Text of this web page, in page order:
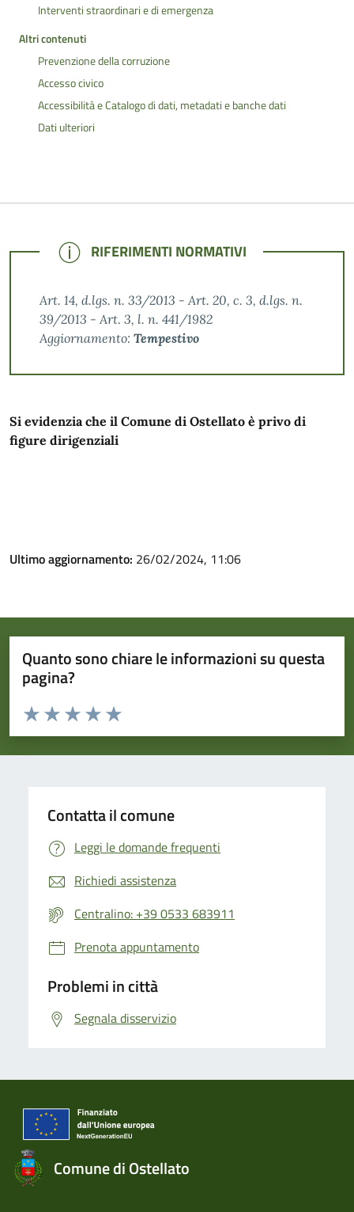
Interventi straordinari e di emergenza
Altri contenuti
Prevenzione della corruzione
Accesso civico
Accessibilità e Catalogo di dati, metadati e banche dati
Dati ulteriori
NOTE
RIFERIMENTI NORMATIVI
Art. 14, d.lgs. n. 33/2013 - Art. 20, c. 3, d.lgs. n.
39/2013 - Art. 3, l. n. 441/1982
Aggiornamento: Tempestivo
Si evidenzia che il Comune di Ostellato è privo di
figure dirigenziali
Ultimo aggiornamento: 26/02/2024, 11:06
Quanto sono chiare le informazioni su questa
pagina?
Valuta da 1 a 5 stelle la pagina
Valuta 5 stelle su 5
Valuta 4 stelle su 5
Valuta 3 stelle su 5
Valuta 2 stelle su 5
Valuta 1 stelle su 5
Contatta il comune
Leggi le domande frequenti
Richiedi assistenza
Centralino: +39 0533 683911
Prenota appuntamento
Problemi in città
Segnala disservizio
Comune di Ostellato